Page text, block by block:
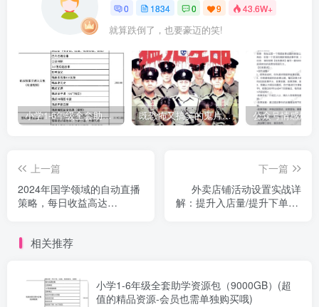
0 1834 0 9 43.6W+
就算跌倒了，也要豪迈的笑!
小学1-6年级全套助学资源包（9000GB）(超值的精品资源-会员也需单独购买哦) 既恐怖又搞笑的鬼片（10部猛鬼恐怖片都是喜剧片）
上一篇
2024年国学领域的自动直播
策略，每日收益高达
下一篇
外卖店铺活动设置实战详
解：提升入店量/提升下单量/
相关推荐
小学1-6年级全套助学资源包（9000GB）(超
值的精品资源-会员也需单独购买哦)